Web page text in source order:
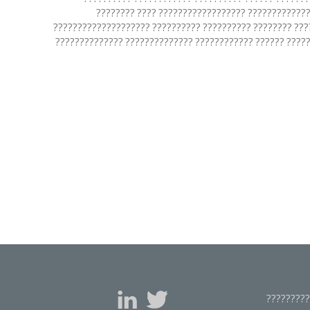
???????????? ???????????? ???????? ????????
?????????? ???????????? ?????? ????????????????
?????? ?????????? ?????? ?????????? ??????????